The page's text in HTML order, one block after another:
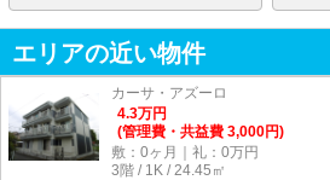
エリアの近い物件
カーサ・アズーロ
4.3万円
(管理費・共益費 3,000円)
敷：0ヶ月｜礼：0万円
3階 / 1K / 24.45㎡